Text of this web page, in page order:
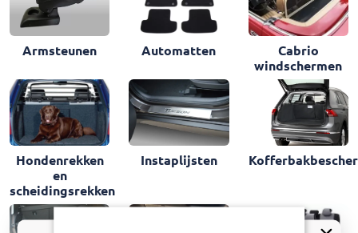
Armsteunen Automatten
Cabrio
windschermen
Hondenrekken
en
scheidingsrekken
Instaplijsten